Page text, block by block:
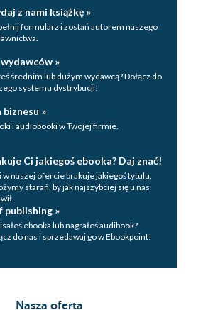
z nami książkę »
formularz i zostań autorem naszego
»
średnim lub dużym wydawcą? Dołącz do
systemu dystrybucji!
biznesu »
i audiobooki w Twojej firmie.
Ci jakiegoś ebooka? Daj znać!
w naszej ofercie brakuje jakiegoś tytulu,
starań, by jak najszybciej się u nas
publishing »
ebooka lub nagrałeś audibook?
do nas i sprzedawaj go w Ebookpoint!
Nasza oferta